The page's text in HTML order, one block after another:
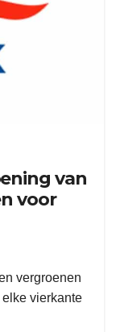
van
voor
vergroenen
vierkante